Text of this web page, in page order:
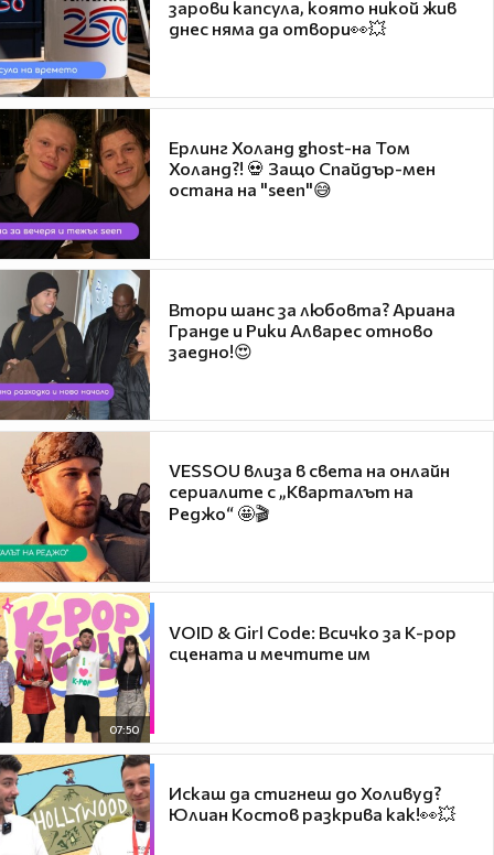
зарови капсула, която никой жив
днес няма да отвори👀💥
Ерлинг Холанд ghost-на Том
Холанд?! 💀 Защо Спайдър-мен
остана на "seen"😅
Втори шанс за любовта? Ариана
Гранде и Рики Алварес отново
заедно!😍
VESSOU влиза в света на онлайн
сериалите с „Кварталът на
Реджо“ 🤩🎬
07:50
VOID & Girl Code: Всичко за K-pop
сцената и мечтите им
Искаш да стигнеш до Холивуд?
Юлиан Костов разкрива как!👀💥